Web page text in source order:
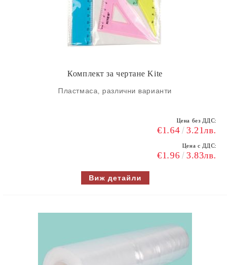
Комплект за чертане Kite
Пластмаса, различни варианти
Цена без ДДС:
€1.64 3.21лв.
Цена с ДДС:
€1.96 3.83лв.
Виж детайли